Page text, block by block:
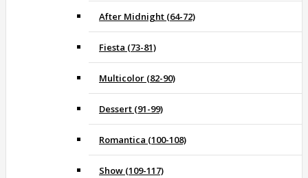
After Midnight (64-72)
Fiesta (73-81)
Multicolor (82-90)
Dessert (91-99)
Romantica (100-108)
Show (109-117)